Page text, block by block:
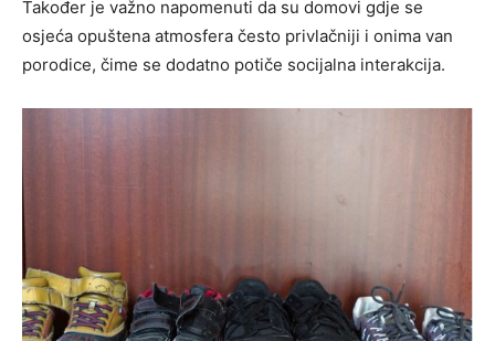
Također je važno napomenuti da su domovi gdje se
osjeća opuštena atmosfera često privlačniji i onima van
porodice, čime se dodatno potiče socijalna interakcija.